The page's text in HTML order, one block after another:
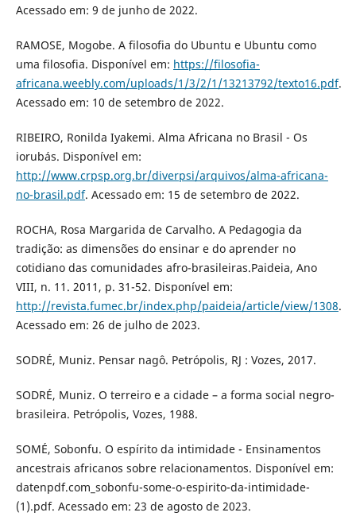
Acessado em: 9 de junho de 2022.
RAMOSE, Mogobe. A filosofia do Ubuntu e Ubuntu como
uma filosofia. Disponível em: https://filosofia-
africana.weebly.com/uploads/1/3/2/1/13213792/texto16.pdf.
Acessado em: 10 de setembro de 2022.
RIBEIRO, Ronilda Iyakemi. Alma Africana no Brasil - Os
iorubás. Disponível em:
http://www.crpsp.org.br/diverpsi/arquivos/alma-africana-
no-brasil.pdf. Acessado em: 15 de setembro de 2022.
ROCHA, Rosa Margarida de Carvalho. A Pedagogia da
tradição: as dimensões do ensinar e do aprender no
cotidiano das comunidades afro-brasileiras.Paideia, Ano
VIII, n. 11. 2011, p. 31-52. Disponível em:
http://revista.fumec.br/index.php/paideia/article/view/1308.
Acessado em: 26 de julho de 2023.
SODRÉ, Muniz. Pensar nagô. Petrópolis, RJ : Vozes, 2017.
SODRÉ, Muniz. O terreiro e a cidade – a forma social negro-
brasileira. Petrópolis, Vozes, 1988.
SOMÉ, Sobonfu. O espírito da intimidade - Ensinamentos
ancestrais africanos sobre relacionamentos. Disponível em:
datenpdf.com_sobonfu-some-o-espirito-da-intimidade-
(1).pdf. Acessado em: 23 de agosto de 2023.